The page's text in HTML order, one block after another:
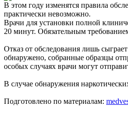
В этом году изменятся правила
практически невозможно.
Врачи для установки полной
20 минут. Обязательным
Отказ от обследования лишь
обнаружено, собранные образцы
особых случаях врачи могут
В случае обнаружения
Подготовлено по материалам: